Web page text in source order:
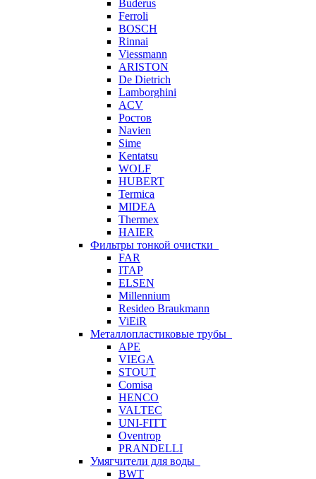
Buderus
Ferroli
BOSCH
Rinnai
Viessmann
ARISTON
De Dietrich
Lamborghini
ACV
Ростов
Navien
Sime
Kentatsu
WOLF
HUBERT
Termica
MIDEA
Thermex
HAIER
Фильтры тонкой очистки
FAR
ITAP
ELSEN
Millennium
Resideo Braukmann
ViEiR
Металлопластиковые трубы
APE
VIEGA
STOUT
Comisa
HENCO
VALTEC
UNI-FITT
Oventrop
PRANDELLI
Умягчители для воды
BWT